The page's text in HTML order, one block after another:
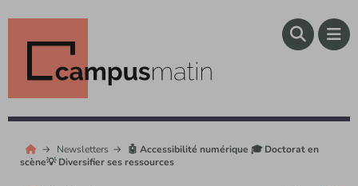
Newsletters
🤖 Accessibilité numérique 🎓 Doctorat en
scène💡 Diversifier ses ressources